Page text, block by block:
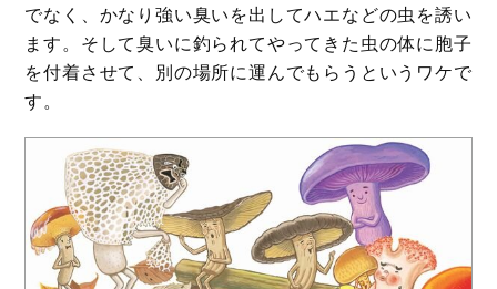
でなく、かなり強い臭いを出してハエなどの虫を誘い
ます。そして臭いに釣られてやってきた虫の体に胞子
を付着させて、別の場所に運んでもらうというワケで
す。